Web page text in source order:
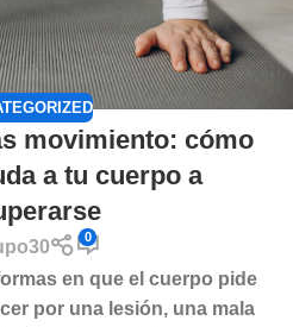
movimiento: cómo
a tu cuerpo a
0
en que el cuerpo pide
por una lesión, una mala